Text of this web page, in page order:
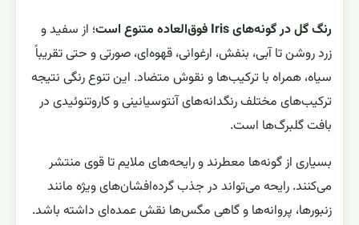
رنگ گل در گونه‌های Iris فوق‌العاده متنوع است
؛ از سفید و
زرد روشن تا آبی، بنفش، ارغوانی، قهوه‌ای، صورتی و حتی تقریباً
سیاه، همراه با ترکیب‌ها و نقوش متضاد. این تنوع رنگی نتیجه
ترکیب‌های مختلف رنگدانه‌های آنتوسیانینی و کاروتنوئیدی در
بافت گلبرگ‌ها است.
بسیاری از گونه‌ها معطرند و رایحه‌های ملایم تا قوی منتشر
می‌کنند. رایحه می‌تواند در جذب گرده‌افشان‌های ویژه مانند
زنبورها، پروانه‌ها و گاهی مگس‌ها نقش عمده‌ای داشته باشد.